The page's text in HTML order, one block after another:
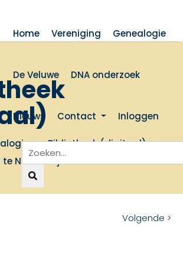
Home Vereniging Genealogie
De Veluwe DNA onderzoek
Nieuws Contact Inloggen
Bibliotheek (digitaal)
Nijkerk in januari 1916
Volgende >